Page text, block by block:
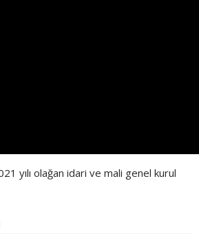
yılı olağan idari ve mali genel kurul